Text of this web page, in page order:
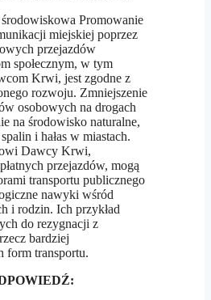
Promowanie
miejskiej poprzez
przejazdów
społecznym, w tym
Krwi, jest zgodne z
rozwoju. Zmniejszenie
osobowych na drogach
na środowisko naturalne,
i hałas w miastach.
Dawcy Krwi,
przejazdów, mogą
transportu publicznego
nawyki wśród
i rodzin. Ich przykład
do rezygnacji z
bardziej
form transportu.